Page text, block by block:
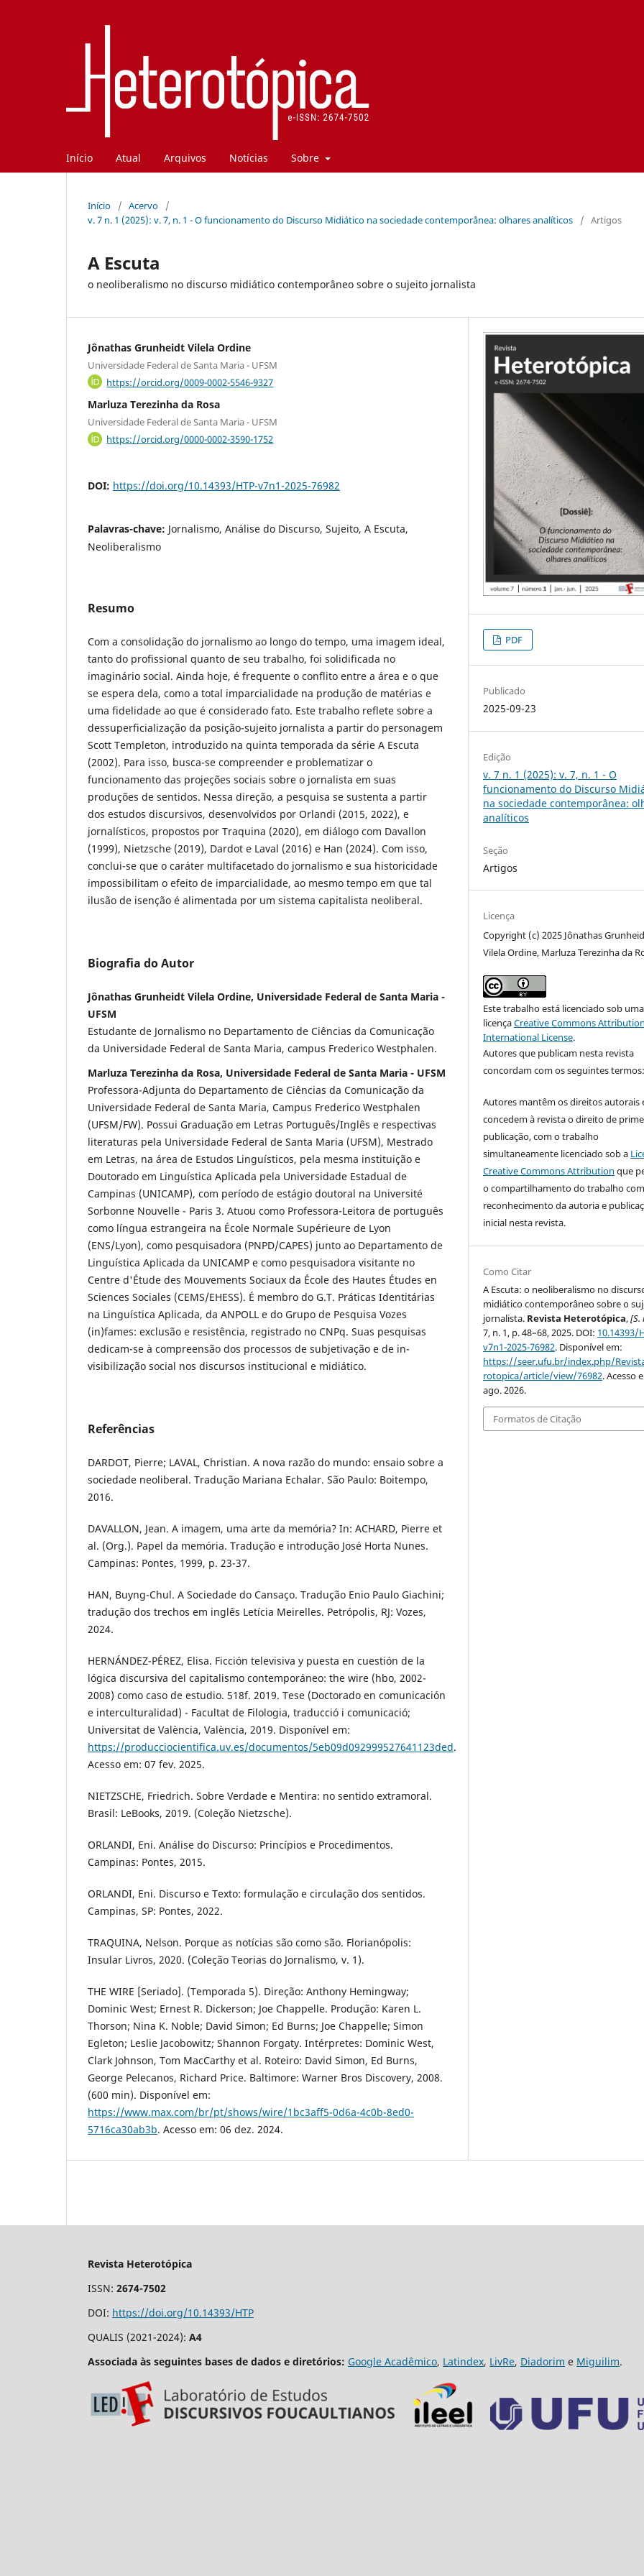
Início Atual Arquivos Notícias Sobre
Início / Acervo
/
v. 7 n. 1 (2025): v. 7, n. 1 - O funcionamento do Discurso Midiático na sociedade contemporânea: olhares analíticos
/ Artigos
A Escuta
o neoliberalismo no discurso midiático contemporâneo sobre o sujeito jornalista
Jônathas Grunheidt Vilela Ordine
Universidade Federal de Santa Maria - UFSM
https://orcid.org/0009-0002-5546-9327
Marluza Terezinha da Rosa
Universidade Federal de Santa Maria - UFSM
https://orcid.org/0000-0002-3590-1752
DOI: https://doi.org/10.14393/HTP-v7n1-2025-76982
Palavras-chave: Jornalismo, Análise do Discurso, Sujeito, A Escuta,
Neoliberalismo
Resumo
Com a consolidação do jornalismo ao longo do tempo, uma imagem ideal,
tanto do profissional quanto de seu trabalho, foi solidificada no
imaginário social. Ainda hoje, é frequente o conflito entre a área e o que
se espera dela, como a total imparcialidade na produção de matérias e
uma fidelidade ao que é considerado fato. Este trabalho reflete sobre a
dessuperficialização da posição-sujeito jornalista a partir do personagem
Scott Templeton, introduzido na quinta temporada da série A Escuta
(2002). Para isso, busca-se compreender e problematizar o
funcionamento das projeções sociais sobre o jornalista em suas
produções de sentidos. Nessa direção, a pesquisa se sustenta a partir
dos estudos discursivos, desenvolvidos por Orlandi (2015, 2022), e
jornalísticos, propostos por Traquina (2020), em diálogo com Davallon
(1999), Nietzsche (2019), Dardot e Laval (2016) e Han (2024). Com isso,
conclui-se que o caráter multifacetado do jornalismo e sua historicidade
impossibilitam o efeito de imparcialidade, ao mesmo tempo em que tal
ilusão de isenção é alimentada por um sistema capitalista neoliberal.
Biografia do Autor
Jônathas Grunheidt Vilela Ordine, Universidade Federal de Santa Maria -
UFSM
Estudante de Jornalismo no Departamento de Ciências da Comunicação
da Universidade Federal de Santa Maria, campus Frederico Westphalen.
Marluza Terezinha da Rosa, Universidade Federal de Santa Maria - UFSM
Professora-Adjunta do Departamento de Ciências da Comunicação da
Universidade Federal de Santa Maria, Campus Frederico Westphalen
(UFSM/FW). Possui Graduação em Letras Português/Inglês e respectivas
literaturas pela Universidade Federal de Santa Maria (UFSM), Mestrado
em Letras, na área de Estudos Linguísticos, pela mesma instituição e
Doutorado em Linguística Aplicada pela Universidade Estadual de
Campinas (UNICAMP), com período de estágio doutoral na Université
Sorbonne Nouvelle - Paris 3. Atuou como Professora-Leitora de português
como língua estrangeira na École Normale Supérieure de Lyon
(ENS/Lyon), como pesquisadora (PNPD/CAPES) junto ao Departamento de
Linguística Aplicada da UNICAMP e como pesquisadora visitante no
Centre d'Étude des Mouvements Sociaux da École des Hautes Études en
Sciences Sociales (CEMS/EHESS). É membro do G.T. Práticas Identitárias
na Linguística Aplicada, da ANPOLL e do Grupo de Pesquisa Vozes
(in)fames: exclusão e resistência, registrado no CNPq. Suas pesquisas
dedicam-se à compreensão dos processos de subjetivação e de in-
visibilização social nos discursos institucional e midiático.
Referências
DARDOT, Pierre; LAVAL, Christian. A nova razão do mundo: ensaio sobre a
sociedade neoliberal. Tradução Mariana Echalar. São Paulo: Boitempo,
2016.
DAVALLON, Jean. A imagem, uma arte da memória? In: ACHARD, Pierre et
al. (Org.). Papel da memória. Tradução e introdução José Horta Nunes.
Campinas: Pontes, 1999, p. 23-37.
HAN, Buyng-Chul. A Sociedade do Cansaço. Tradução Enio Paulo Giachini;
tradução dos trechos em inglês Letícia Meirelles. Petrópolis, RJ: Vozes,
2024.
HERNÁNDEZ-PÉREZ, Elisa. Ficción televisiva y puesta en cuestión de la
lógica discursiva del capitalismo contemporáneo: the wire (hbo, 2002-
2008) como caso de estudio. 518f. 2019. Tese (Doctorado en comunicación
e interculturalidad) - Facultat de Filologia, traducció i comunicació;
Universitat de València, València, 2019. Disponível em:
https://producciocientifica.uv.es/documentos/5eb09d092999527641123ded.
Acesso em: 07 fev. 2025.
NIETZSCHE, Friedrich. Sobre Verdade e Mentira: no sentido extramoral.
Brasil: LeBooks, 2019. (Coleção Nietzsche).
ORLANDI, Eni. Análise do Discurso: Princípios e Procedimentos.
Campinas: Pontes, 2015.
ORLANDI, Eni. Discurso e Texto: formulação e circulação dos sentidos.
Campinas, SP: Pontes, 2022.
TRAQUINA, Nelson. Porque as notícias são como são. Florianópolis:
Insular Livros, 2020. (Coleção Teorias do Jornalismo, v. 1).
THE WIRE [Seriado]. (Temporada 5). Direção: Anthony Hemingway;
Dominic West; Ernest R. Dickerson; Joe Chappelle. Produção: Karen L.
Thorson; Nina K. Noble; David Simon; Ed Burns; Joe Chappelle; Simon
Egleton; Leslie Jacobowitz; Shannon Forgaty. Intérpretes: Dominic West,
Clark Johnson, Tom MacCarthy et al. Roteiro: David Simon, Ed Burns,
George Pelecanos, Richard Price. Baltimore: Warner Bros Discovery, 2008.
(600 min). Disponível em:
https://www.max.com/br/pt/shows/wire/1bc3aff5-0d6a-4c0b-8ed0-
5716ca30ab3b. Acesso em: 06 dez. 2024.
PDF
Publicado
2025-09-23
Edição
v. 7 n. 1 (2025): v. 7, n. 1 - O
funcionamento do Discurso
na sociedade contemporânea:
analíticos
Seção
Artigos
Licença
Copyright (c) 2025 Jônathas
Vilela Ordine, Marluza Terezinha da
Este trabalho está licenciado sob uma
licençaCreative Commons
International License.
Autores que publicam nesta revista
concordam com os seguintes termos:
Autores mantêm os direitos autorais
concedem à revista o direito de
publicação, com o trabalho
simultaneamente licenciado sob a
Creative Commons Attribution que
o compartilhamento do trabalho com
reconhecimento da autoria e
inicial nesta revista.
Como Citar
A Escuta: o neoliberalismo no
midiático contemporâneo sobre o
jornalista. Revista Heterotópica,[S.
7, n. 1, p. 48–68, 2025. DOI: 10.14393/
v7n1-2025-76982. Disponível em:
https://seer.ufu.br/index.php/
rotopica/article/view/76982. Acesso
ago. 2026.
Formatos de Citação
Revista Heterotópica
ISSN: 2674-7502
DOI: https://doi.org/10.14393/HTP
QUALIS (2021-2024): A4
Associada às seguintes bases de dados e diretórios: Google Acadêmico, Latindex, LivRe, Diadorim e Miguilim.